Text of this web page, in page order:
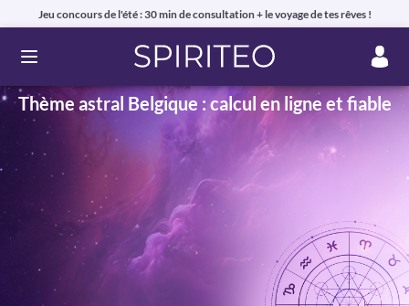
Jeu concours de l'été : 30 min de consultation + le voyage de tes rêves !
Ouvrir le menu
Thème astral Belgique : calcul en ligne et fiable